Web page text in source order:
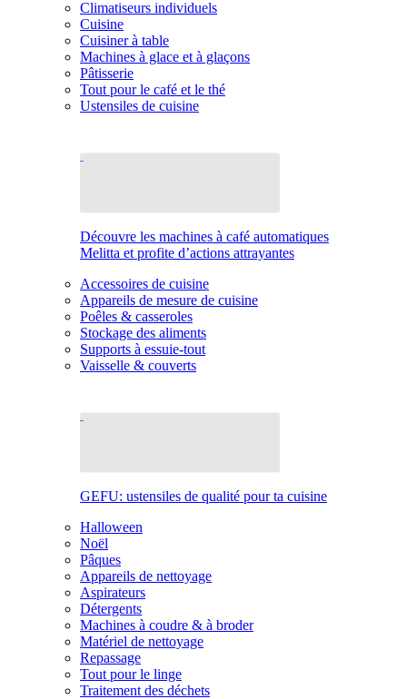
Climatiseurs individuels
Cuisine
Cuisiner à table
Machines à glace et à glaçons
Pâtisserie
Tout pour le café et le thé
Ustensiles de cuisine
Découvre les machines à café automatiques
Melitta et profite d’actions attrayantes
Accessoires de cuisine
Appareils de mesure de cuisine
Poêles & casseroles
Stockage des aliments
Supports à essuie-tout
Vaisselle & couverts
GEFU: ustensiles de qualité pour ta cuisine
Halloween
Noël
Pâques
Appareils de nettoyage
Aspirateurs
Détergents
Machines à coudre & à broder
Matériel de nettoyage
Repassage
Tout pour le linge
Traitement des déchets